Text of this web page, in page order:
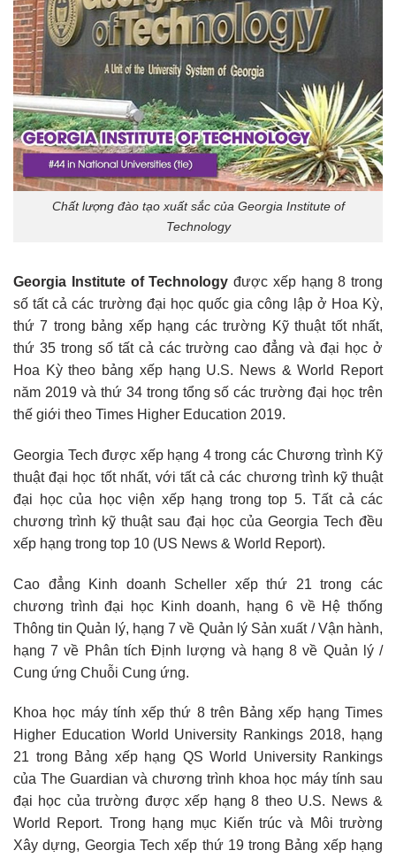
Chất lượng đào tạo xuất sắc của Georgia Institute of
Technology
Georgia Institute of Technology được xếp hạng 8 trong
số tất cả các trường đại học quốc gia công lập ở Hoa Kỳ,
thứ 7 trong bảng xếp hạng các trường Kỹ thuật tốt nhất,
thứ 35 trong số tất cả các trường cao đẳng và đại học ở
Hoa Kỳ theo bảng xếp hạng U.S. News & World Report
năm 2019 và thứ 34 trong tổng số các trường đại học trên
thế giới theo Times Higher Education 2019.
Georgia Tech được xếp hạng 4 trong các Chương trình Kỹ
thuật đại học tốt nhất, với tất cả các chương trình kỹ thuật
đại học của học viện xếp hạng trong top 5. Tất cả các
chương trình kỹ thuật sau đại học của Georgia Tech đều
xếp hạng trong top 10 (US News & World Report).
Cao đẳng Kinh doanh Scheller xếp thứ 21 trong các
chương trình đại học Kinh doanh, hạng 6 về Hệ thống
Thông tin Quản lý, hạng 7 về Quản lý Sản xuất / Vận hành,
hạng 7 về Phân tích Định lượng và hạng 8 về Quản lý /
Cung ứng Chuỗi Cung ứng.
Khoa học máy tính xếp thứ 8 trên Bảng xếp hạng Times
Higher Education World University Rankings 2018, hạng
21 trong Bảng xếp hạng QS World University Rankings
của The Guardian và chương trình khoa học máy tính sau
đại học của trường được xếp hạng 8 theo U.S. News &
World Report. Trong hạng mục Kiến trúc và Môi trường
Xây dựng, Georgia Tech xếp thứ 19 trong Bảng xếp hạng